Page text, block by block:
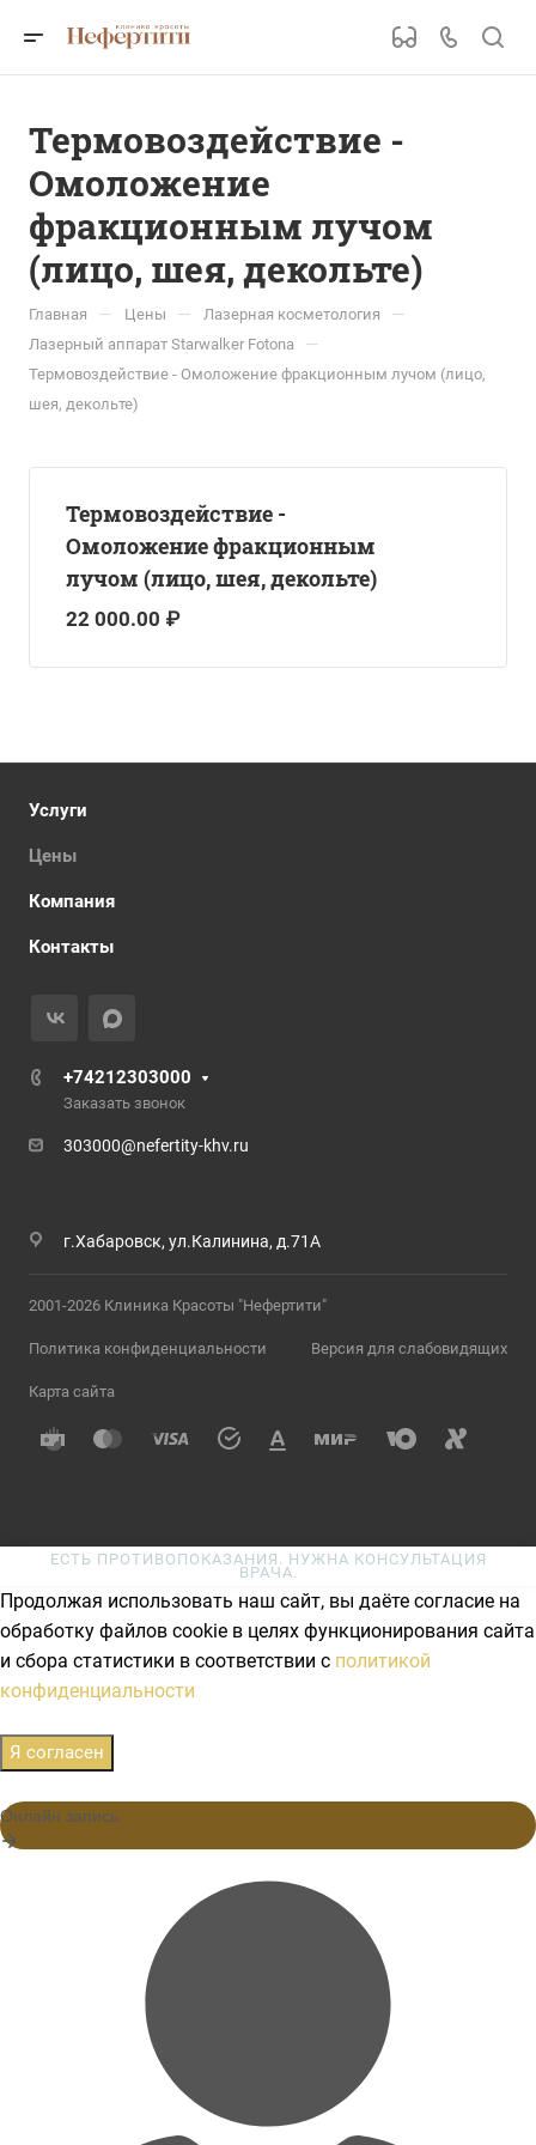
Термовоздействие -
Омоложение
фракционным лучом
(лицо, шея, декольте)
Главная — Цены — Лазерная косметология —
Лазерный аппарат Starwalker Fotona —
Термовоздействие - Омоложение фракционным лучом (лицо,
шея, декольте)
Термовоздействие -
Омоложение фракционным
лучом (лицо, шея, декольте)
22 000.00 ₽
Услуги
Цены
Компания
Контакты
+74212303000
Заказать звонок
303000@nefertity-khv.ru
г.Хабаровск, ул.Калинина, д.71А
2001-2026 Клиника Красоты "Нефертити"
Политика конфиденциальности Версия для слабовидящих
Карта сайта
ЕСТЬ ПРОТИВОПОКАЗАНИЯ. НУЖНА КОНСУЛЬТАЦИЯ
ВРАЧА.
Продолжая использовать наш сайт, вы даёте согласие на
обработку файлов cookie в целях функционирования сайта
и сбора статистики в соответствии с политикой
конфиденциальности
Я согласен